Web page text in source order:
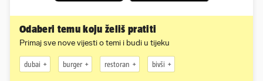
Odaberi temu koju želiš pratiti
Primaj sve nove vijesti o temi i budi u tijeku
dubai burger restoran bivši